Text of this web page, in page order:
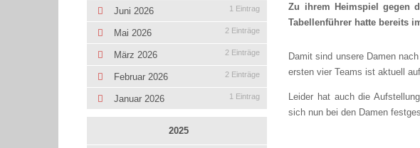
Zu ihrem Heimspiel gegen
Tabellenführer hatte bereits
Damit sind unsere Damen
ersten vier Teams ist aktuell
Leider hat auch die
sich nun bei den Damen
Juni 2026 1 Eintrag
Mai 2026 2 Einträge
März 2026 2 Einträge
Februar 2026 2 Einträge
Januar 2026 1 Eintrag
2025